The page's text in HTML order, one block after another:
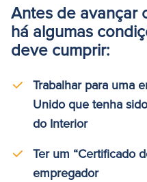
Antes de avançar
há algumas
deve cumprir:
Trabalhar para uma
Unido que tenha
do Interior
Ter um “Certificado
empregador